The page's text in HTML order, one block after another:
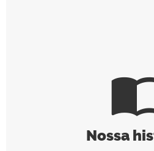
Nossa